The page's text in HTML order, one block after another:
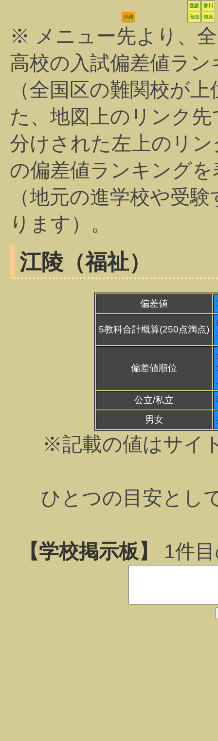
愛媛 香川
沖縄 高知 徳島
※ メニュー先より、
高校の入試偏差値ラ
（全国区の難関校が
た、地図上のリンク
分けされた左上のリ
の偏差値ランキング
（地元の進学校や受
ります）。
江陵（福祉）
偏差値
5教科合計概算(250点満点)
偏差値順位
公立/私立
男女
※記載の値はサイ
ひとつの目安とし
【学校掲示板】 1件